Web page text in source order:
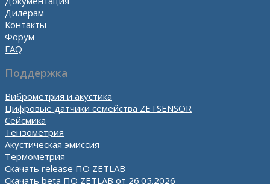
Дилерам
Контакты
Форум
FAQ
Поддержка
Виброметрия и акустика
Цифровые датчики семейства ZETSENSOR
Сейсмика
Тензометрия
Акустическая эмиссия
Термометрия
Скачать release ПО ZETLAB
Скачать beta ПО ZETLAB от 26.05.2026